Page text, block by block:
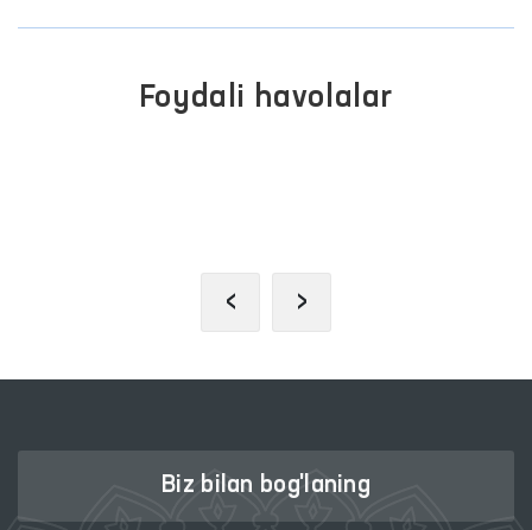
Foydali havolalar
‹ ›
Biz bilan bog'laning